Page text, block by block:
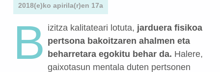
2018(e)ko apirila(r)en 17a
B izitza kalitateari lotuta, jarduera fisikoa
pertsona bakoitzaren ahalmen eta
beharretara egokitu behar da. Halere,
gaixotasun mentala duten pertsonen